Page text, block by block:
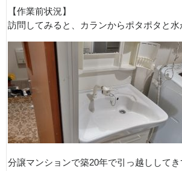
【作業前状況】
訪問してみると、カランからポタポタと水
分譲マンションで築20年で引っ越しして